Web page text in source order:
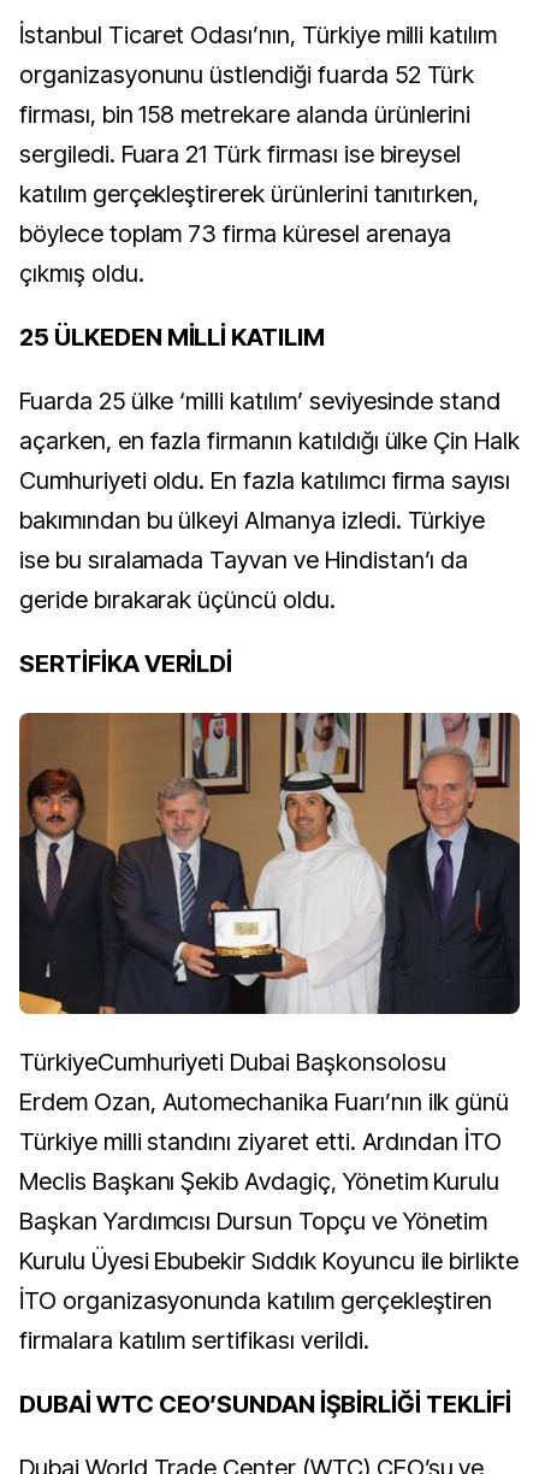
İstanbul Ticaret Odası’nın, Türkiye milli katılım
organizasyonunu üstlendiği fuarda 52 Türk
firması, bin 158 metrekare alanda ürünlerini
sergiledi. Fuara 21 Türk firması ise bireysel
katılım gerçekleştirerek ürünlerini tanıtırken,
böylece toplam 73 firma küresel arenaya
çıkmış oldu.
25 ÜLKEDEN MİLLİ KATILIM
Fuarda 25 ülke ‘milli katılım’ seviyesinde stand
açarken, en fazla firmanın katıldığı ülke Çin Halk
Cumhuriyeti oldu. En fazla katılımcı firma sayısı
bakımından bu ülkeyi Almanya izledi. Türkiye
ise bu sıralamada Tayvan ve Hindistan’ı da
geride bırakarak üçüncü oldu.
SERTİFİKA VERİLDİ
TürkiyeCumhuriyeti Dubai Başkonsolosu
Erdem Ozan, Automechanika Fuarı’nın ilk günü
Türkiye milli standını ziyaret etti. Ardından İTO
Meclis Başkanı Şekib Avdagiç, Yönetim Kurulu
Başkan Yardımcısı Dursun Topçu ve Yönetim
Kurulu Üyesi Ebubekir Sıddık Koyuncu ile birlikte
İTO organizasyonunda katılım gerçekleştiren
firmalara katılım sertifikası verildi.
DUBAİ WTC CEO’SUNDAN İŞBİRLİĞİ TEKLİFİ
Dubai World Trade Center (WTC) CEO’su ve